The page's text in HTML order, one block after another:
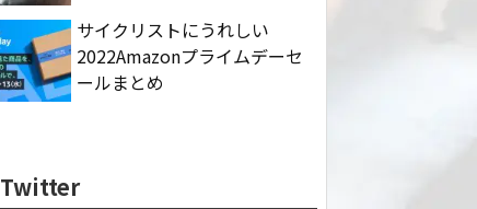
サイクリストにうれしい
2022Amazonプライムデーセ
ールまとめ
Twitter